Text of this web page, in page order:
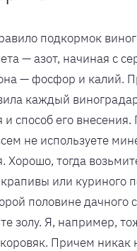
подкормок
— азот, начиная с
— фосфор и калий.
каждый
и способ его
не используете
Хорошо, тогда
или куриного
половине дачного
золу. Я, например,
Причем никак